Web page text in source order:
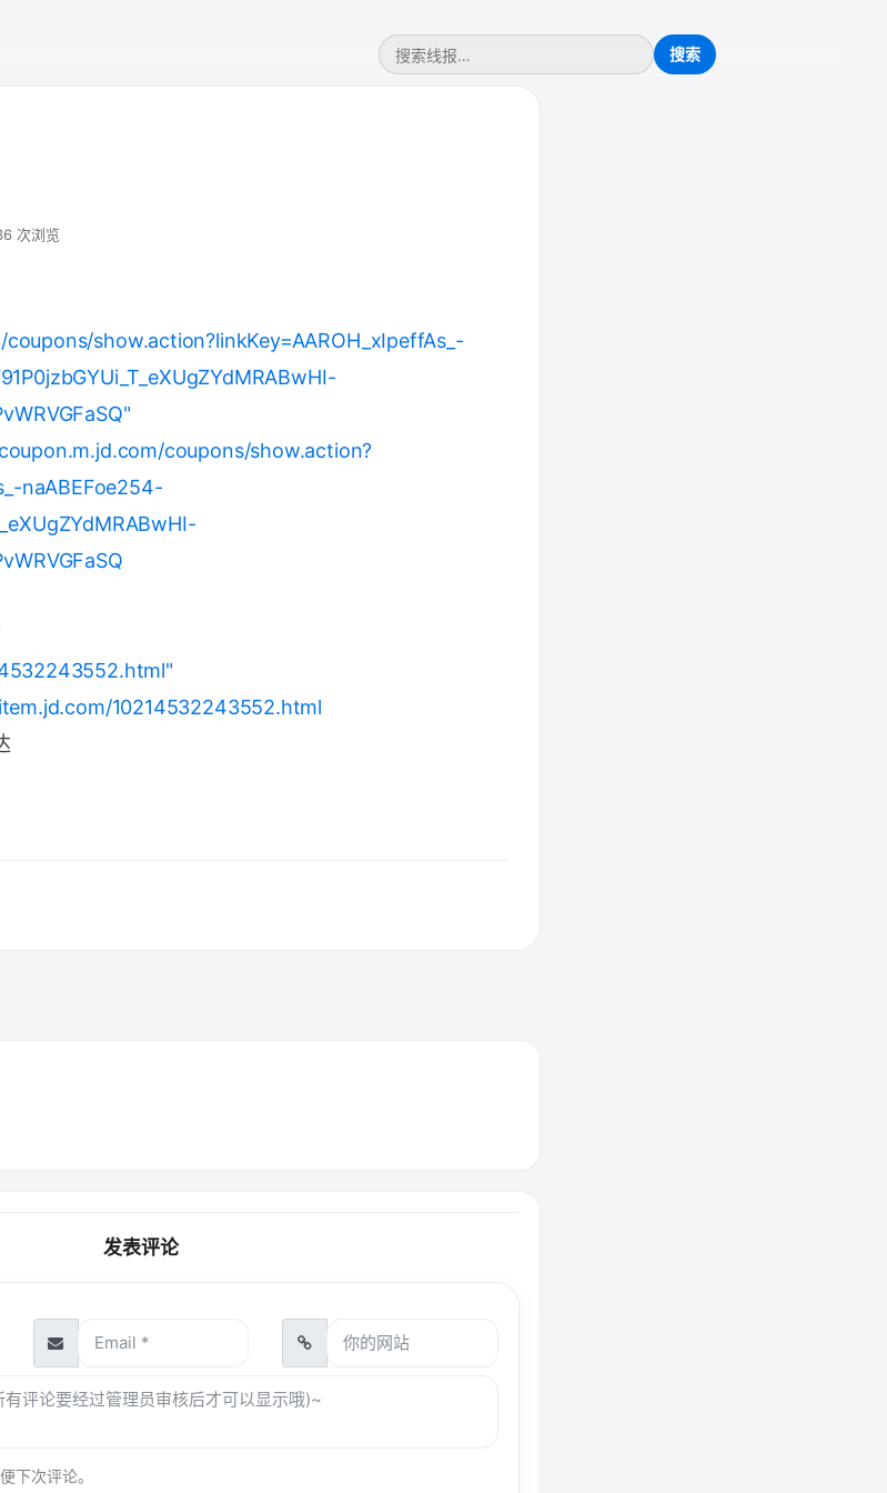
次浏览
show.action?linkKey=AAROH_xIpeffAs_-
coupons/show.action?
naABEFoe254-
10214532243552.html
发表评论
下次评论。